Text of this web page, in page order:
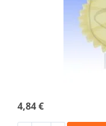
4,84 €